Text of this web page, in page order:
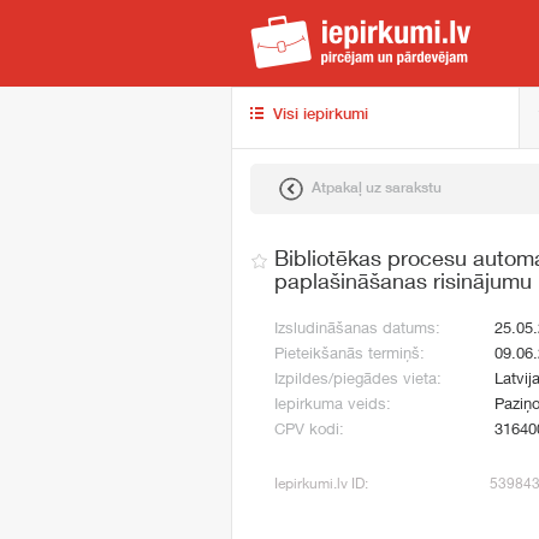
Visi iepirkumi
Atpakaļ uz sarakstu
Bibliotēkas procesu
paplašināšanas
Izsludināšanas datums:
Pieteikšanās termiņš:
Izpildes/piegādes vieta:
Latvija
Iepirkuma veids:
CPV kodi:
Iepirkumi.lv ID: